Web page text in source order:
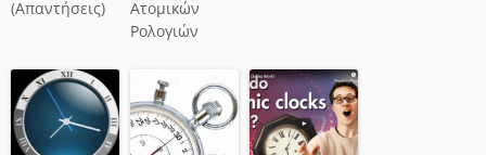
(Απαντήσεις)
Ατομικών
Ρολογιών